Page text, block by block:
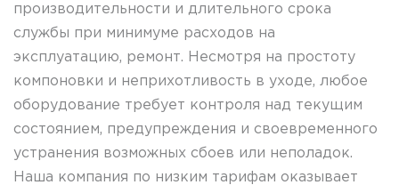
производительности и длительного срока
службы при минимуме расходов на
эксплуатацию, ремонт. Несмотря на простоту
компоновки и неприхотливость в уходе, любое
оборудование требует контроля над текущим
состоянием, предупреждения и своевременного
устранения возможных сбоев или неполадок.
Наша компания по низким тарифам оказывает